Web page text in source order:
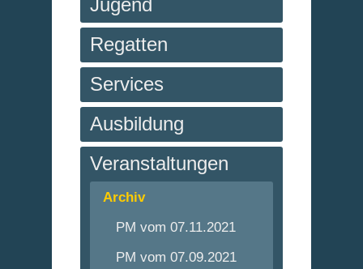
Jugend
Regatten
Services
Ausbildung
Veranstaltungen
Archiv
PM vom 07.11.2021
PM vom 07.09.2021